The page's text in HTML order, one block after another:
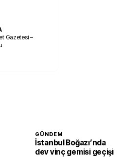
Gazetesi –
GÜNDEM
İstanbul Boğazı’nda
dev vinç gemisi geçişi